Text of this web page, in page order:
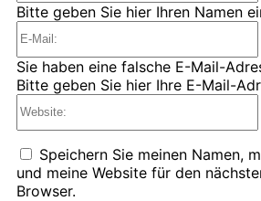
Bitte geben Sie hier Ihren Namen
Sie haben eine falsche E-Mail-
Bitte geben Sie hier Ihre E-Mail-
Speichern Sie meinen Namen,
und meine Website für den
Browser.